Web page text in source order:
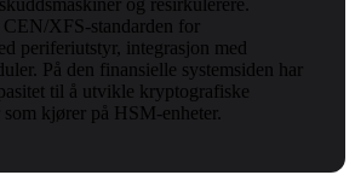
og resirkulerere.
XFS-standarden for
periferiutstyr, integrasjon med
På den finansielle systemsiden har
til å utvikle kryptografiske
kjører på HSM-enheter.